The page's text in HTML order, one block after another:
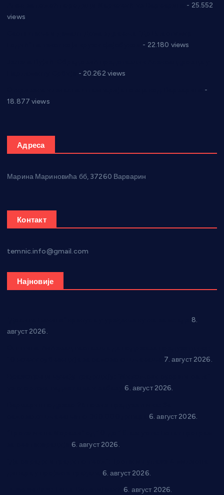
- 25.552
views
- 22.180 views
- 20.262 views
-
18.877 views
Адреса
Марина Мариновића бб, 37260 Варварин
Контакт
temnic.info@gmail.com
Најновије
8.
август 2026.
7. август 2026.
6. август 2026.
6. август 2026.
6. август 2026.
6. август 2026.
6. август 2026.